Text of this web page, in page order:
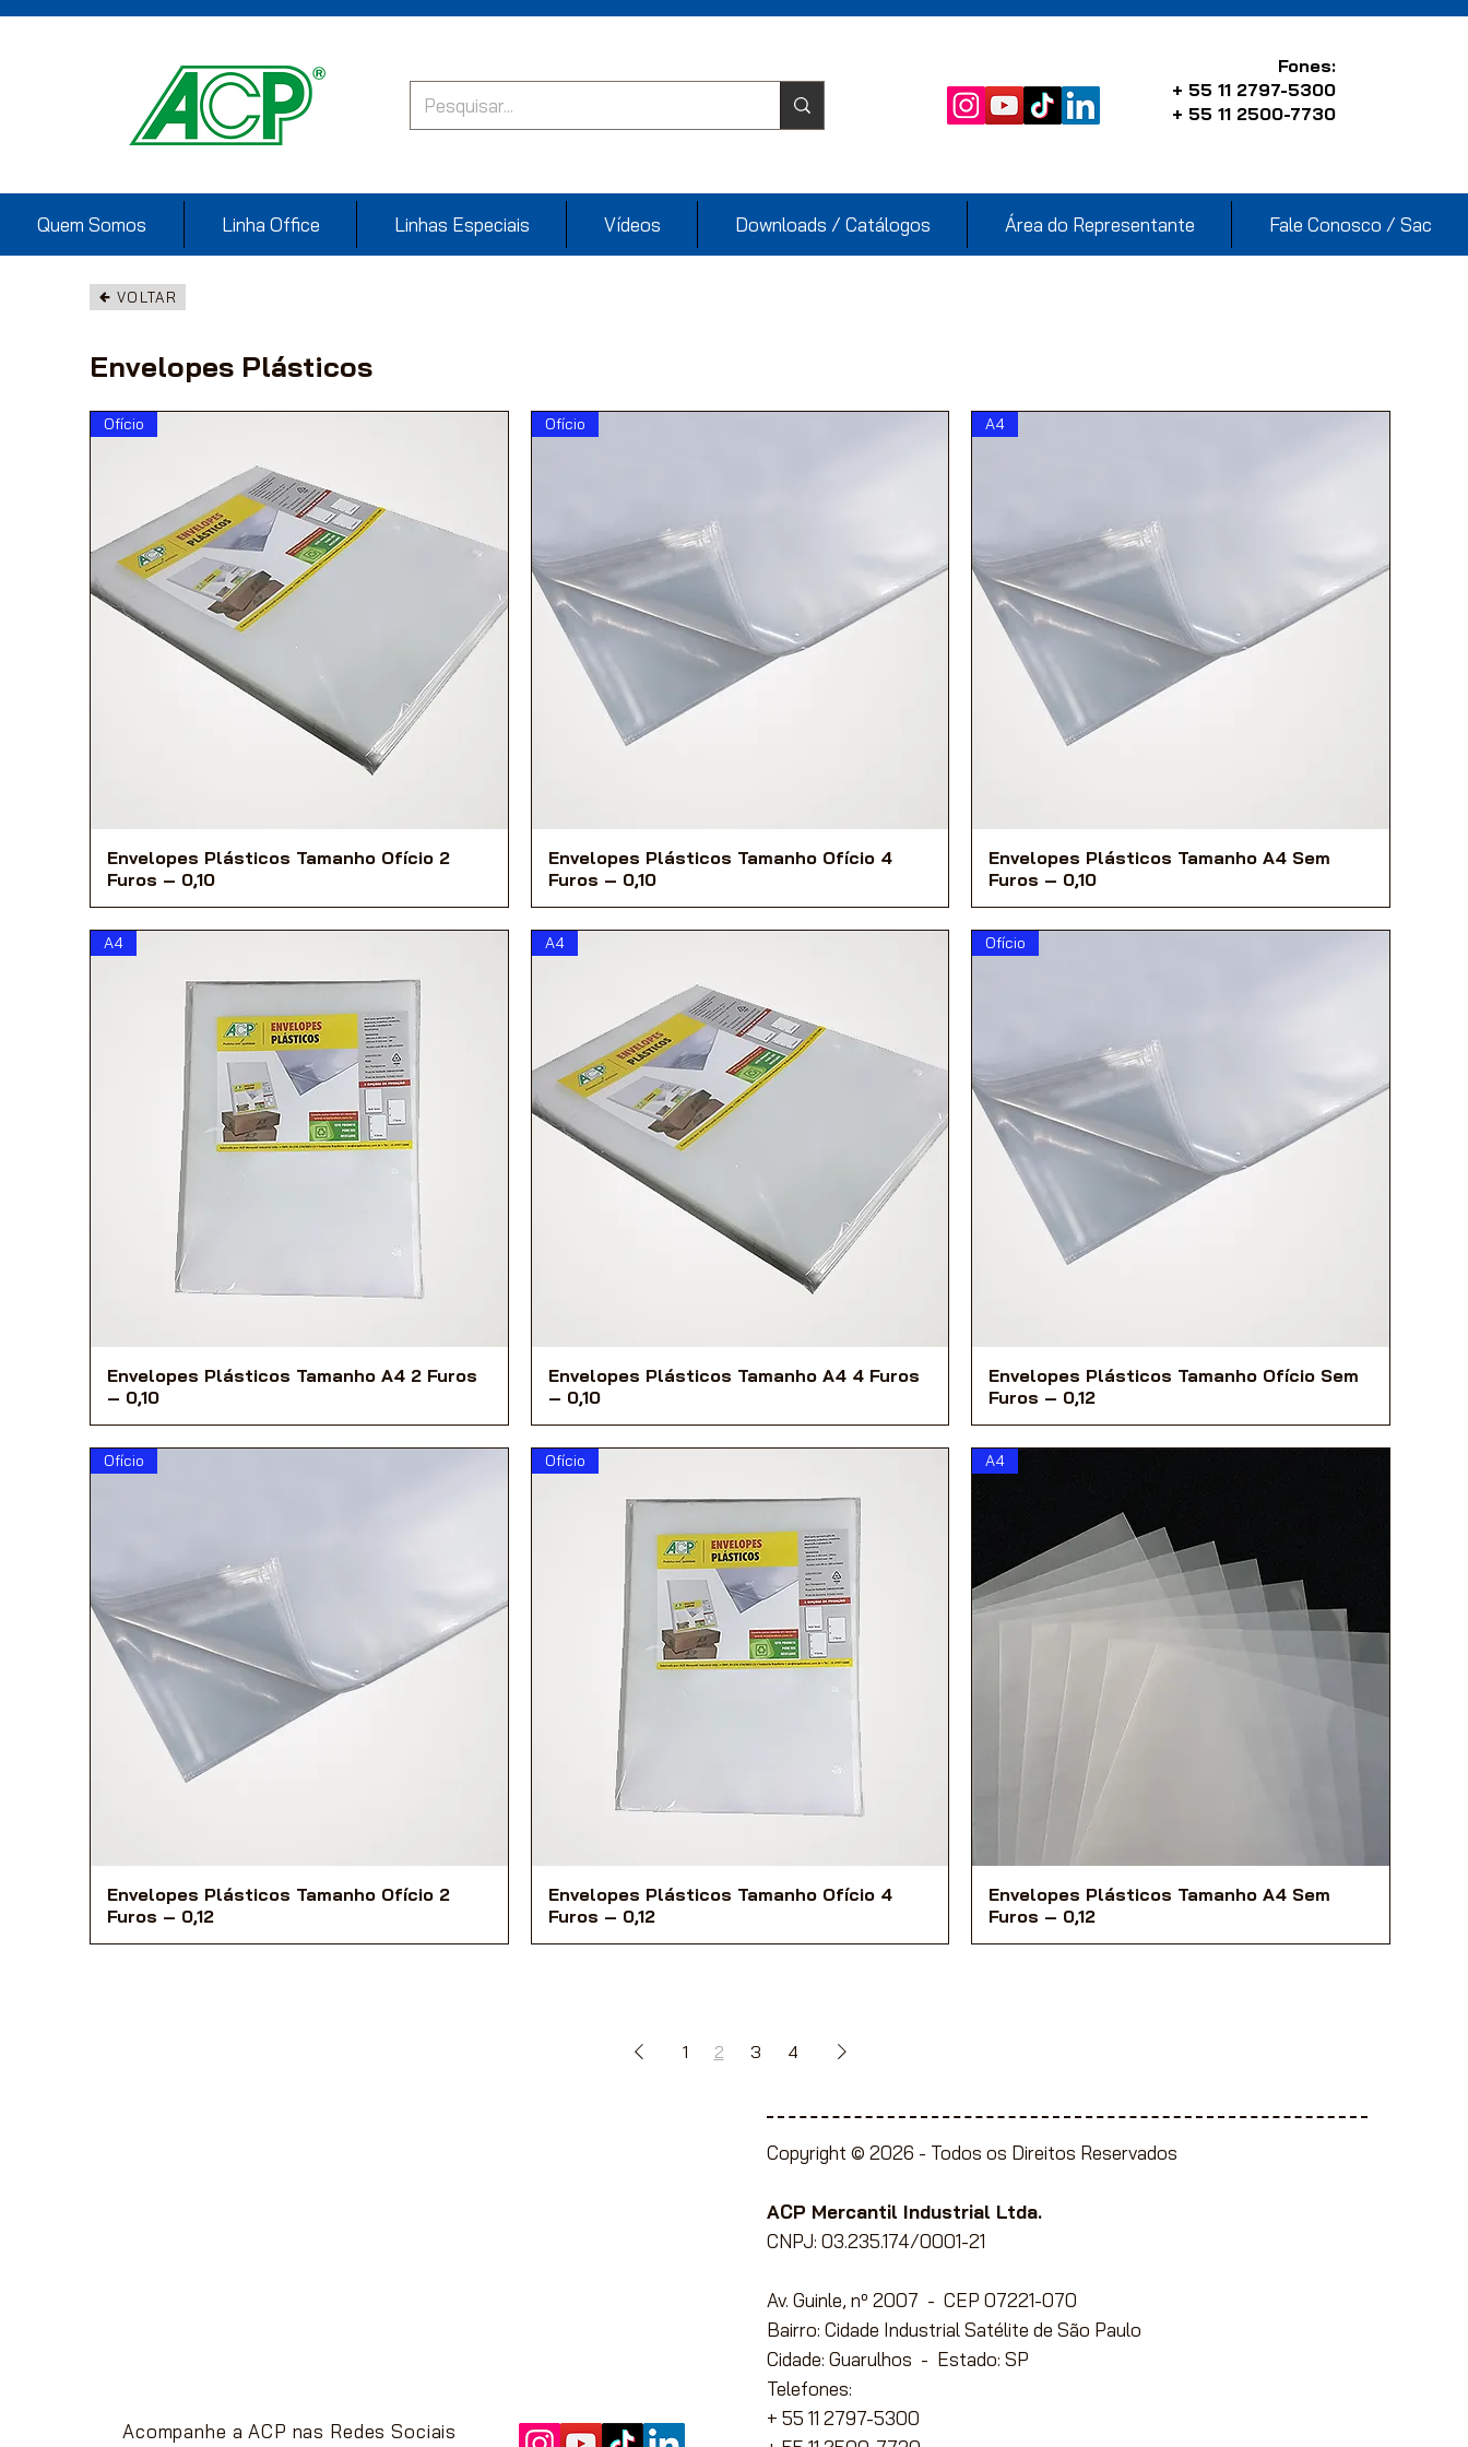
Fones:
+ 55 11 2797-5300
+ 55 11 2500-7730
Quem Somos Linha Office Linhas Especiais Vídeos Downloads / Catálogos Área do Representante Fale Conosco / Sac
VOLTAR
Envelopes Plásticos
Ofício
Envelopes Plásticos Tamanho Ofício 2
Furos – 0,10
Ofício
Envelopes Plásticos Tamanho Ofício 4
Furos – 0,10
A4
Envelopes Plásticos Tamanho A4 Sem
Furos – 0,10
A4
Envelopes Plásticos Tamanho A4 2 Furos
– 0,10
A4
Envelopes Plásticos Tamanho A4 4 Furos
– 0,10
Ofício
Envelopes Plásticos Tamanho Ofício Sem
Furos – 0,12
Ofício
Envelopes Plásticos Tamanho Ofício 2
Furos – 0,12
Ofício
Envelopes Plásticos Tamanho Ofício 4
Furos – 0,12
A4
Envelopes Plásticos Tamanho A4 Sem
Furos – 0,12
1 2 3 4
Acompanhe a ACP nas Redes Sociais
Copyright © 2026 - Todos os Direitos Reservados
ACP Mercantil Industrial Ltda.
CNPJ: 03.235.174/0001-21
Av. Guinle, nº 2007 - CEP 07221-070
Bairro: Cidade Industrial Satélite de São Paulo
Cidade: Guarulhos - Estado: SP
Telefones:
+ 55 11 2797-5300